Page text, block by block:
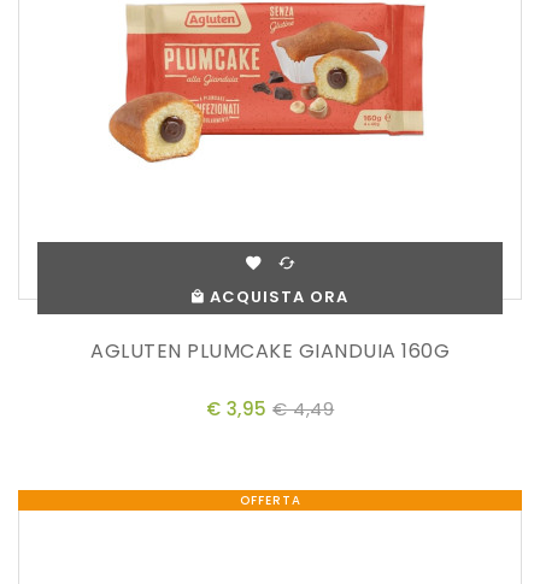
ACQUISTA ORA
AGLUTEN PLUMCAKE GIANDUIA 160G
€ 3,95 € 4,49
OFFERTA